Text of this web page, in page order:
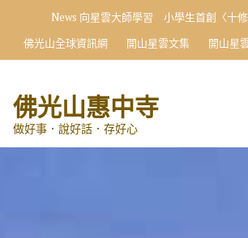
content
News 向星雲大師學習 小學生首創〈十
佛光山全球資訊網
開山星雲文集 開山星
佛光山惠中寺
做好事．說好話．存好心